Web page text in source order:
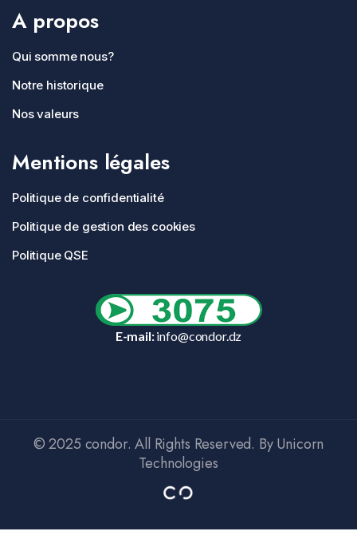
A propos
Qui somme nous?
Notre historique
Nos valeurs
Mentions légales
Politique de confidentialité
Politique de gestion des cookies
Politique QSE
E-mail:info@condor.dz
© 2025 condor. All Rights Reserved. By Unicorn
Technologies